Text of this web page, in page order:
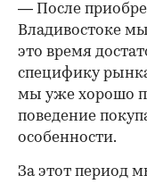
— После
Владивостоке
это время
специфику
мы уже хорошо
поведение
особенности.
За этот период